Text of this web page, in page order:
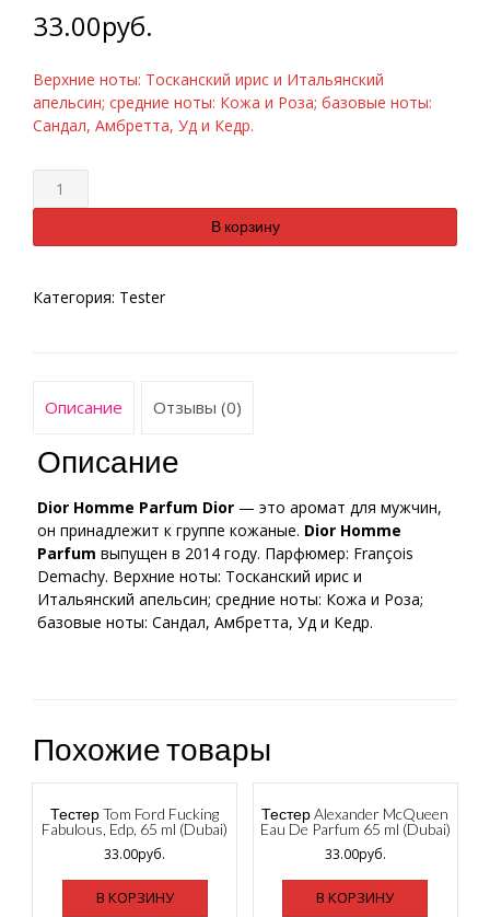
33.00руб.
Верхние ноты: Тосканский ирис и Итальянский
апельсин; средние ноты: Кожа и Роза; базовые ноты:
Сандал, Амбретта, Уд и Кедр.
Количество
В корзину
Категория: Tester
Описание Отзывы (0)
Описание
Dior Homme Parfum Dior— это аромат для мужчин,
он принадлежит к группе кожаные. Dior Homme
Parfum выпущен в 2014 году. Парфюмер: François
Demachy. Верхние ноты: Тосканский ирис и
Итальянский апельсин; средние ноты: Кожа и Роза;
базовые ноты: Сандал, Амбретта, Уд и Кедр.
Похожие товары
Тестер Tom Ford Fucking
Fabulous, Edp, 65 ml (Dubai)
33.00руб.
В КОРЗИНУ
Тестер Alexander McQueen
Eau De Parfum 65 ml (Dubai)
33.00руб.
В КОРЗИНУ